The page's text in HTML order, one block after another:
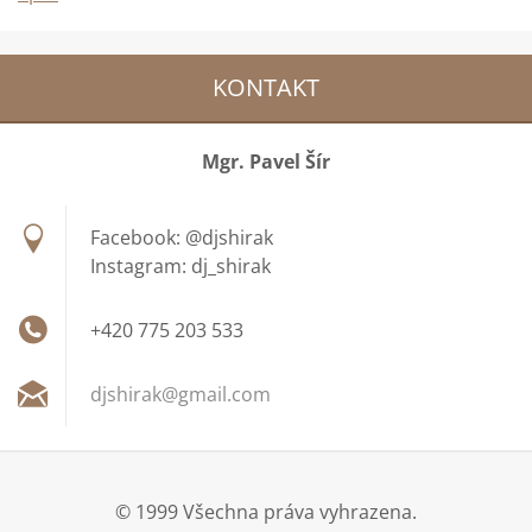
KONTAKT
Mgr. Pavel Šír
Facebook: @djshirak
Instagram: dj_shirak
+420 775 203 533
djshirak@gmail.com
© 1999 Všechna práva vyhrazena.